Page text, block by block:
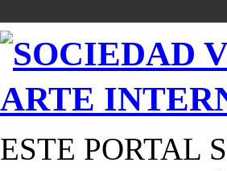
ESTE PORTAL